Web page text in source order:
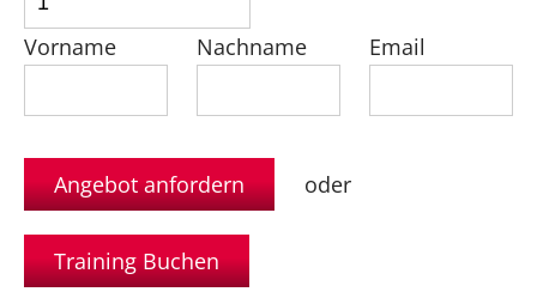
Vorname Nachname Email
oder